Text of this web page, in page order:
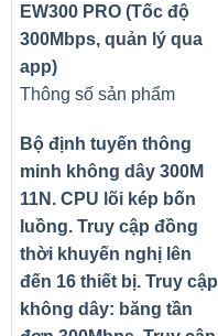
EW300 PRO (Tốc độ
300Mbps, quản lý qua
app)
Thông số sản phẩm
Bộ định tuyến thông
minh không dây 300M
11N. CPU lõi kép bốn
luồng. Truy cập đồng
thời khuyến nghị lên
đến 16 thiết bị. Truy cập
không dây: băng tần